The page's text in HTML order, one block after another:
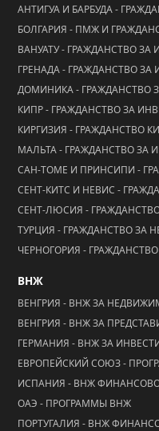
АНТИГУА И БАРБУДА -
БОЛГАРИЯ - ПМЖ И
ВАНУАТУ - ГРАЖДАНСТВО ЗА
ГРЕНАДА - ГРАЖДАНСТВО ЗА
ДОМИНИКА - ГРАЖДАНСТВО
КИПР - ГРАЖДАНСТВО ЗА
КИРГИЗИЯ - ГРАЖДАНСТВО
МАЛЬТА - ГРАЖДАНСТВО ЗА
САН-ТОМЕ И ПРИНСИПИ -
СЕНТ-КИТС И НЕВИС -
СЕНТ-ЛЮСИЯ -
ТУРЦИЯ - ГРАЖДАНСТВО ЗА
ЧЕРНОГОРИЯ -
ВНЖ
ВЕНГРИЯ - ВНЖ ЗА
ВЕНГРИЯ - ВНЖ ЗА
ГЕРМАНИЯ - ВНЖ ЗА
ЕВРОПЕЙСКИЙ СОЮЗ -
ИСПАНИЯ - ВНЖ
ОАЭ - ПРОГРАММЫ ВНЖ
ПОРТУГАЛИЯ - ВНЖ